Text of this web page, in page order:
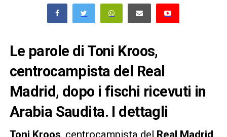
Le parole di Toni Kroos,
centrocampista del Real
Madrid, dopo i fischi ricevuti in
Arabia Saudita. I dettagli
Toni Kroos, centrocampista del Real Madrid,